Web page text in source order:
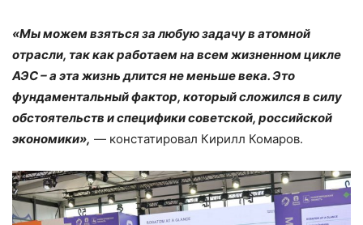
«Мы можем взяться за любую задачу в атомной
отрасли, так как работаем на всем жизненном цикле
АЭС – а эта жизнь длится не меньше века. Это
фундаментальный фактор, который сложился в силу
обстоятельств и специфики советской, российской
экономики», — констатировал Кирилл Комаров.